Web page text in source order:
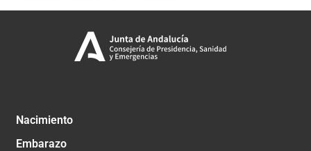
Nacimiento
Embarazo